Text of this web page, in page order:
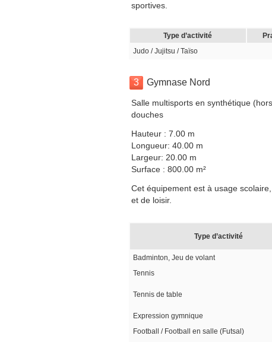
sportives.
Type d’activité
Judo / Jujitsu / Taïso
3 Gymnase Nord
Salle multisports en synthétique
douches
Hauteur : 7.00 m
Longueur: 40.00 m
Largeur: 20.00 m
Surface : 800.00 m²
Cet équipement est à usage
et de loisir.
Type d’activité
Badminton, Jeu de volant
Tennis
Tennis de table
Expression gymnique
Football / Football en salle (Futsal)